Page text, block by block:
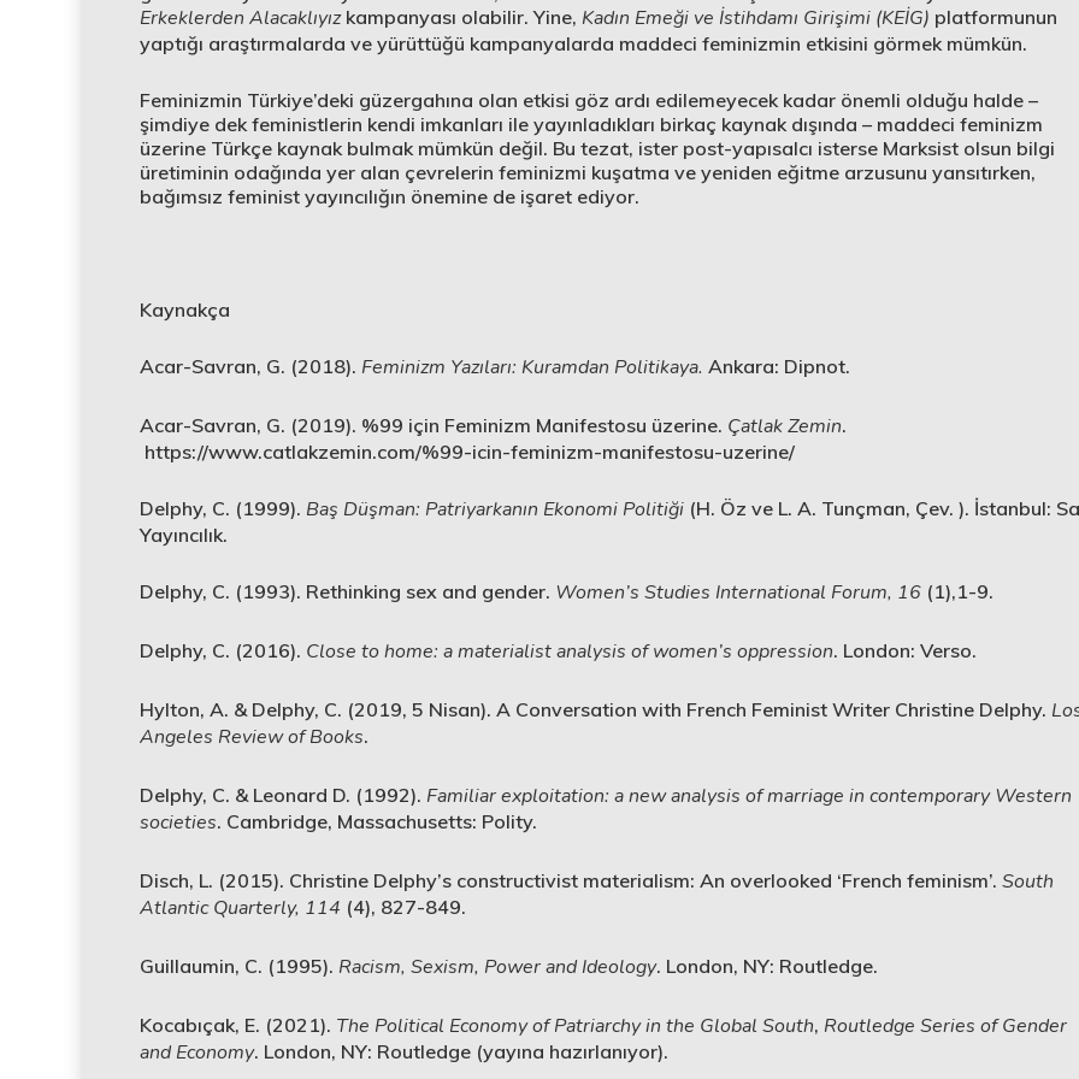
Erkeklerden Alacaklıyızkampanyası olabilir. Yine, Kadın Emeği ve İstihdamı Girişimi (KEİG) platformunun
yaptığı araştırmalarda ve yürüttüğü kampanyalarda maddeci feminizmin etkisini görmek mümkün.
Feminizmin Türkiye’deki güzergahına olan etkisi göz ardı edilemeyecek kadar önemli olduğu halde –
şimdiye dek feministlerin kendi imkanları ile yayınladıkları birkaç kaynak dışında – maddeci feminizm
üzerine Türkçe kaynak bulmak mümkün değil. Bu tezat, ister post-yapısalcı isterse Marksist olsun bilgi
üretiminin odağında yer alan çevrelerin feminizmi kuşatma ve yeniden eğitme arzusunu yansıtırken,
bağımsız feminist yayıncılığın önemine de işaret ediyor.
Kaynakça
Acar-Savran, G. (2018). Feminizm Yazıları: Kuramdan Politikaya. Ankara: Dipnot.
Acar-Savran, G. (2019). %99 için Feminizm Manifestosu üzerine. Çatlak Zemin.
https://www.catlakzemin.com/%99-icin-feminizm-manifestosu-uzerine/
Delphy, C. (1999). Baş Düşman: Patriyarkanın Ekonomi Politiği (H. Öz ve L. A. Tunçman, Çev. ). İstanbul:
Yayıncılık.
Delphy, C. (1993). Rethinking sex and gender. Women’s Studies International Forum, 16(1),1-9.
Delphy, C. (2016). Close to home: a materialist analysis of women’s oppression. London: Verso.
Hylton, A. & Delphy, C. (2019, 5 Nisan). A Conversation with French Feminist Writer Christine Delphy.
Angeles Review of Books.
Delphy, C. & Leonard D. (1992). Familiar exploitation: a new analysis of marriage in contemporary Western
societies. Cambridge, Massachusetts: Polity.
Disch, L. (2015). Christine Delphy’s constructivist materialism: An overlooked ‘French feminism’. South
Atlantic Quarterly, 114 (4), 827-849.
Guillaumin, C. (1995). Racism, Sexism, Power and Ideology. London, NY: Routledge.
Kocabıçak, E. (2021). The Political Economy of Patriarchy in the Global South, Routledge Series of Gender
and Economy. London, NY: Routledge (yayına hazırlanıyor).